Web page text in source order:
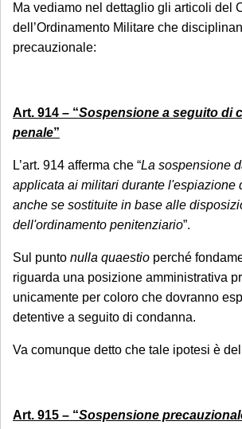
Ma vediamo nel dettaglio gli articoli del
dell’Ordinamento Militare che
precauzionale:
Art. 914 – “Sospensione a seguito di
penale”
L’art. 914 afferma che “La sospensione
applicata ai militari durante l'espiazione
anche se sostituite in base alle
dell'ordinamento penitenziario”.
Sul punto nulla quaestio perché
riguarda una posizione amministrativa
unicamente per coloro che dovranno
detentive a seguito di condanna.
Va comunque detto che tale ipotesi è
Art. 915 – “Sospensione